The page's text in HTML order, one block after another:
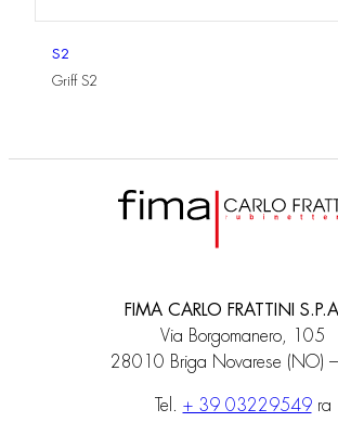
S2
Griff S2
FIMA CARLO FRATTINI
Via Borgomanero, 105
28010 Briga Novarese (NO) –
Tel. + 39 03229549ra